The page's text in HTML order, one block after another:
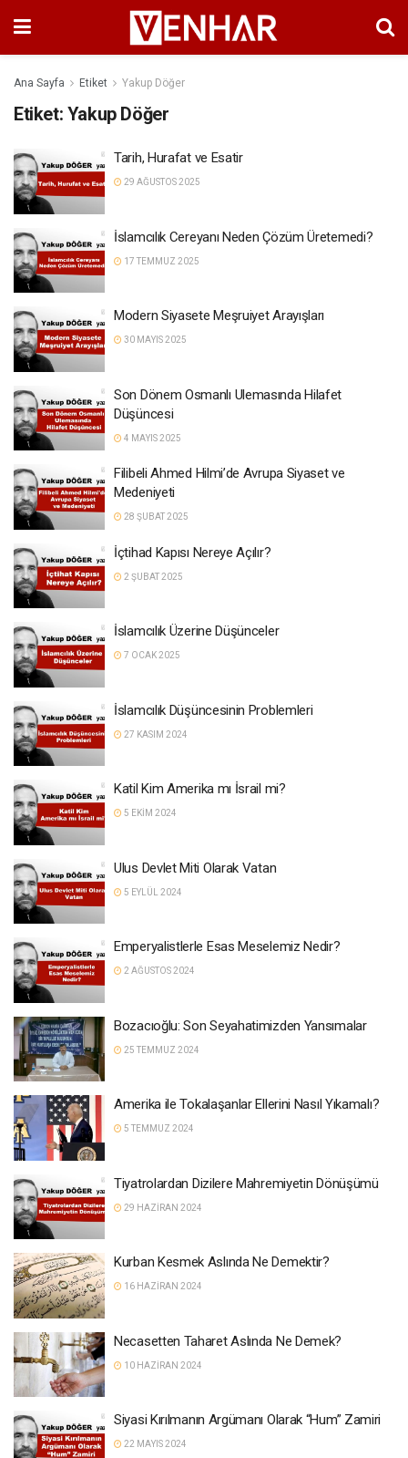
Ana Sayfa Etiket Yakup Döğer
Etiket: Yakup Döğer
Tarih, Hurafat ve Esatir
29 AĞUSTOS 2025
İslamcılık Cereyanı Neden Çözüm Üretemedi?
17 TEMMUZ 2025
Modern Siyasete Meşruiyet Arayışları
30 MAYIS 2025
Son Dönem Osmanlı Ulemasında Hilafet
Düşüncesi
4 MAYIS 2025
Filibeli Ahmed Hilmi’de Avrupa Siyaset ve
Medeniyeti
28 ŞUBAT 2025
İçtihad Kapısı Nereye Açılır?
2 ŞUBAT 2025
İslamcılık Üzerine Düşünceler
7 OCAK 2025
İslamcılık Düşüncesinin Problemleri
27 KASIM 2024
Katil Kim Amerika mı İsrail mi?
5 EKIM 2024
Ulus Devlet Miti Olarak Vatan
5 EYLÜL 2024
Emperyalistlerle Esas Meselemiz Nedir?
2 AĞUSTOS 2024
Bozacıoğlu: Son Seyahatimizden Yansımalar
25 TEMMUZ 2024
Amerika ile Tokalaşanlar Ellerini Nasıl Yıkamalı?
5 TEMMUZ 2024
Tiyatrolardan Dizilere Mahremiyetin Dönüşümü
29 HAZIRAN 2024
Kurban Kesmek Aslında Ne Demektir?
16 HAZIRAN 2024
Necasetten Taharet Aslında Ne Demek?
10 HAZIRAN 2024
Siyasi Kırılmanın Argümanı Olarak “Hum” Zamiri
22 MAYIS 2024